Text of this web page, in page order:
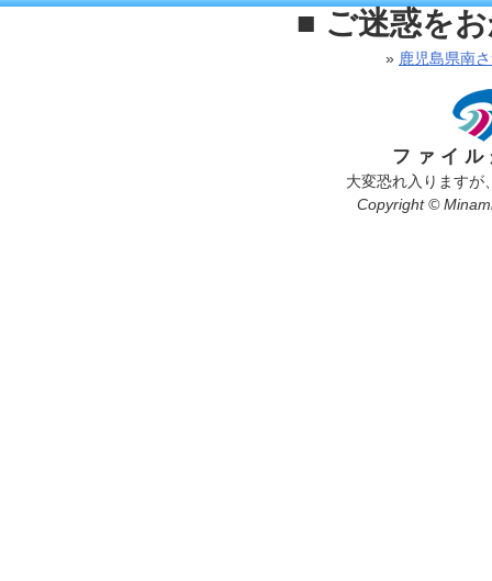
■ ご迷惑を
» 鹿児島県南
ファイ
大変恐れ入りますが
Copyright ©